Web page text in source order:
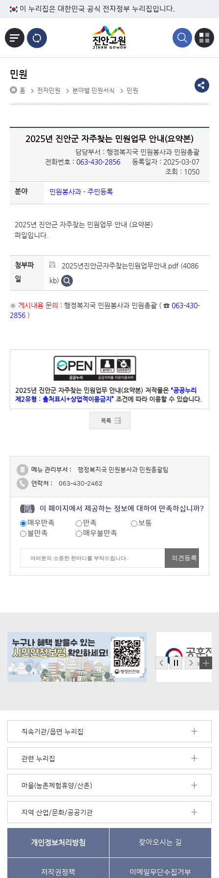
본문바로가기
이 누리집은 대한민국 공식 전자정부 누리집입니다.
민원
홈 전자민원 분야별 민원서식 민원
2025년 진안군 자주찾는 민원업무 안내(요약본)
담당부서 : 행정복지국 민원봉사과 민원총괄
전화번호 : 063-430-2856
등록일자 : 2025-03-07
조회 : 1050
분야 민원봉사과 - 주민등록
2025년 진안군 자주찾는 민원업무 안내 (요약본)
파일입니다.
첨부파
일
2025년진안군자주찾는민원업무안내.pdf (4086
kb)
※ 게시내용 문의 : 행정복지국 민원봉사과 민원총괄 ( ☎ 063-430-
2856 )
2025년 진안군 자주찾는 민원업무 안내(요약본) 저작물은 “공공누리
제2유형 : 출처표시+상업적이용금지” 조건에 따라 이용할 수 있습니다.
메뉴 관리부서 :
행정복지국 민원봉사과 민원총괄팀
연락처 :
063-430-2462
이 페이지에서 제공하는 정보에 대하여 만족하십니까?
매우만족
만족
보통
불만족
매우불만족
직속기관/읍면 누리집
관련 누리집
마을(농촌체험휴양/산촌)
지역 산업/문화/공공기관
개인정보처리방침 찾아오시는 길
저작권정책 이메일무단수집거부